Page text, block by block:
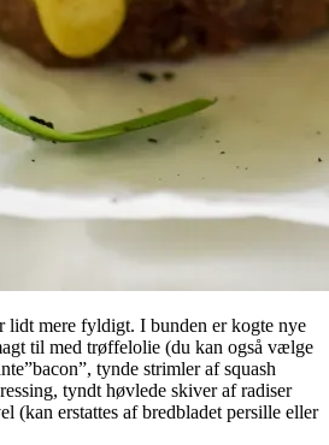
lidt mere fyldigt. I bunden er kogte nye
til med trøffelolie (du kan også vælge
tynde strimler af squash
tyndt høvlede skiver af radiser
(kan erstattes af bredbladet persille eller